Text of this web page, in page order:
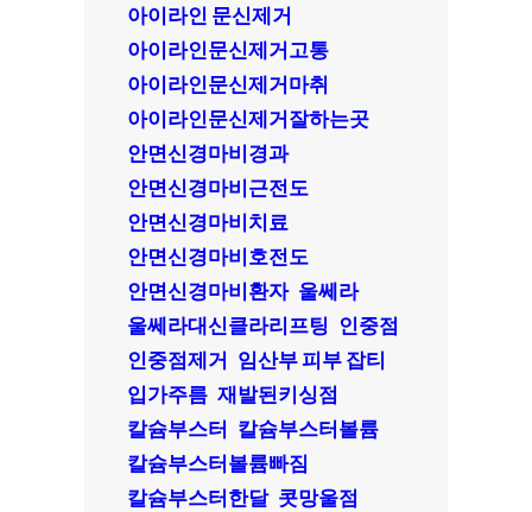
아이라인 문신제거
아이라인문신제거고통
아이라인문신제거마취
아이라인문신제거잘하는곳
안면신경마비경과
안면신경마비근전도
안면신경마비치료
안면신경마비호전도
안면신경마비환자 울쎄라
울쎄라대신클라리프팅 인중점
인중점제거 임산부 피부 잡티
입가주름 재발된키싱점
칼슘부스터 칼슘부스터볼륨
칼슘부스터볼륨빠짐
칼슘부스터한달 콧망울점